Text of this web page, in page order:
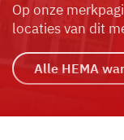
Op onze
locaties van dit
Alle HEMA